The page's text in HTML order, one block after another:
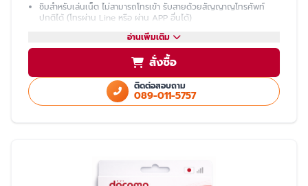
ซิมสำหรับเล่นเน็ต ไม่สามารถโทรเข้า รับสายด้วยสัญญาญโทรศัพท์
ปกติได้ (โทรผ่าน Line หรือ ผ่าน APP อื่นได้)
มีเบอร์ให้ รับ SMS ได้ (ใช้ซื้อบัตรคอนเสิร์ต, ซื้อของออนไลน์, เปิดบัญชี
แชร์ฮอตสปอต (Hotspot)ไม่ได้
ใช้สำเนา Passport หรือ สำเนาบัตรประชาชนในการสั่งซื้อ
ใช้ได้เฉพาะในประเทศญี่ปุ่นเท่านั้น
มี 2 แบบให้เลือก ซิมปกติ และ eSim
5GB หากใช้ครบ 5GB ความเร็วจะลดลงเหลือ 200K จนกว่าลูกค้าจะย้ายพื้นที่ที่มี
สัญญาน Rakuten ความเร็วจะกลับมาปกติ 30GB/เดือน
อ่านเพิ่มเติม
สั่งซื้อ
ติดต่อสอบถาม
089-011-5757